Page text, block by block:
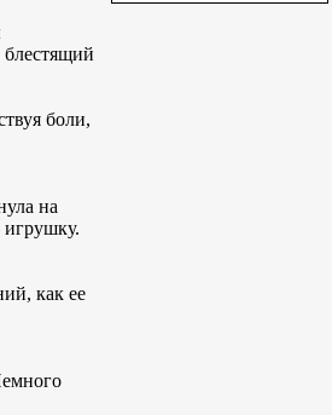
блестящий
боли,
на
игрушку.
как ее